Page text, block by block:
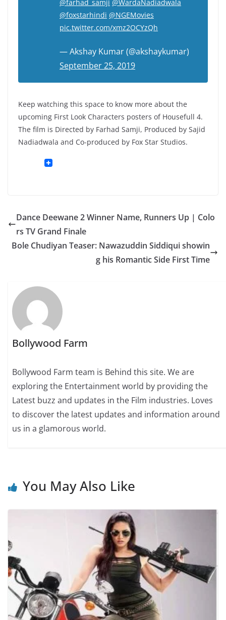
@farhad_samji @WardaNadiadwala
@foxstarhindi @NGEMovies
pic.twitter.com/xmz2OCYzQh
— Akshay Kumar (@akshaykumar)
September 25, 2019
Keep watching this space to know more about the
upcoming First Look Characters posters of Housefull 4.
The film is Directed by Farhad Samji, Produced by Sajid
Nadiadwala and Co-produced by Fox Star Studios.
Dance Deewane 2 Winner Name, Runners Up | Colo
rs TV Grand Finale
Bole Chudiyan Teaser: Nawazuddin Siddiqui showin
g his Romantic Side First Time
Bollywood Farm
Bollywood Farm team is Behind this site. We are
exploring the Entertainment world by providing the
Latest buzz and updates in the Film industries. Loves
to discover the latest updates and information around
us in a glamorous world.
You May Also Like